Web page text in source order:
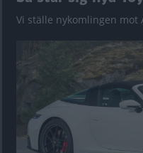
Vi ställe nykomlingen mot